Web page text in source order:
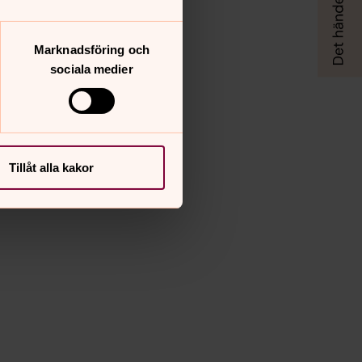
Marknadsföring och
sociala medier
Tillåt alla kakor